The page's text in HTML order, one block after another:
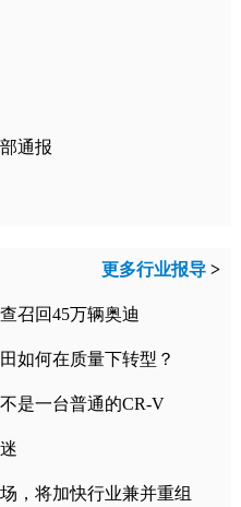
通报
更多行业报导 >
召回45万辆奥迪
如何在质量下转型？
是一台普通的CR-V
，将加快行业兼并重组